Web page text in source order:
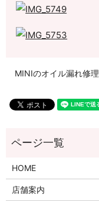
MINIのオイル漏れ修理
HOME
店舗案内